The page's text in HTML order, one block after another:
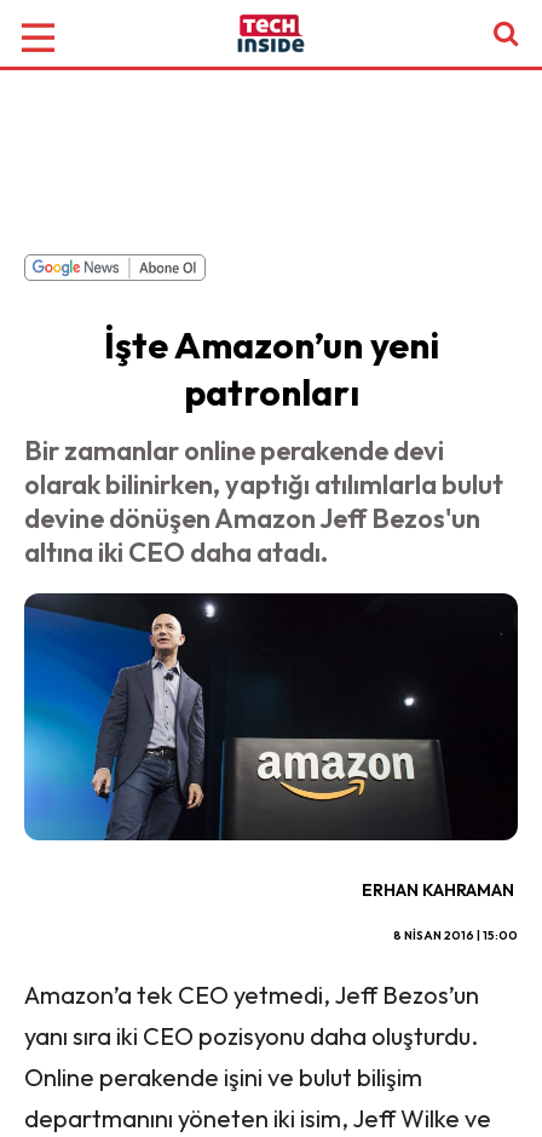
İşte Amazon’un yeni
patronları
Bir zamanlar online perakende devi
olarak bilinirken, yaptığı atılımlarla bulut
devine dönüşen Amazon Jeff Bezos'un
altına iki CEO daha atadı.
ERHAN KAHRAMAN
8 NISAN 2016 | 15:00
Amazon’a tek CEO yetmedi, Jeff Bezos’un
yanı sıra iki CEO pozisyonu daha oluşturdu.
Online perakende işini ve bulut bilişim
departmanını yöneten iki isim, Jeff Wilke ve